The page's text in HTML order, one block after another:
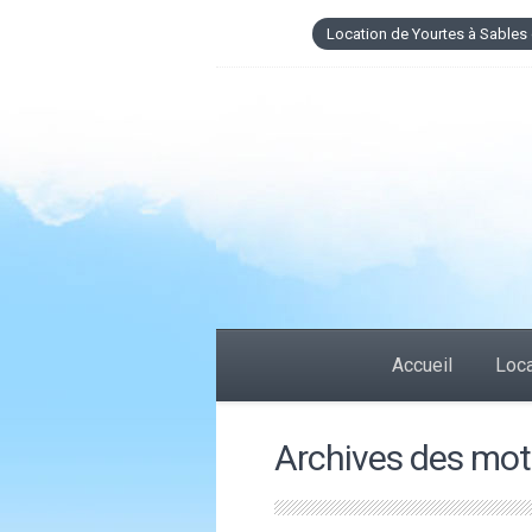
Location de Yourtes à Sables
Accueil
Archives des